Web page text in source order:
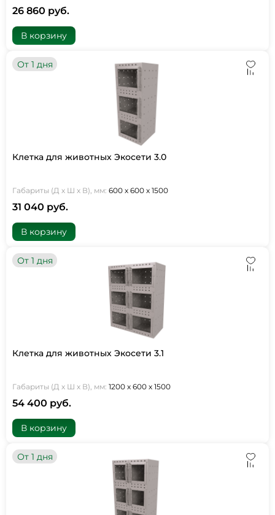
26 860 руб.
В корзину
От 1 дня
Клетка для животных Экосети 3.0
Габариты (Д х Ш х В), мм: 600 х 600 х 1500
31 040 руб.
В корзину
От 1 дня
Клетка для животных Экосети 3.1
Габариты (Д х Ш х В), мм: 1200 х 600 х 1500
54 400 руб.
В корзину
От 1 дня